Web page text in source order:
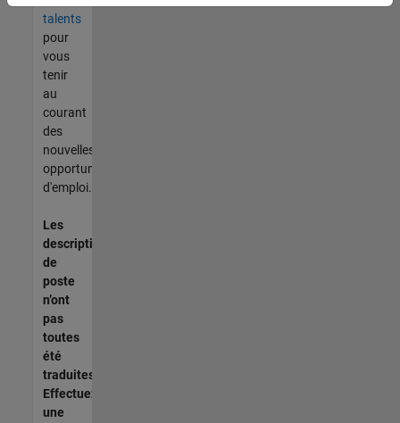
talents
pour
vous
tenir
au
courant
des
nouvelles
opportunités
d'emploi.
Les
descriptions
de
poste
n’ont
pas
toutes
été
traduites.
Effectuez
une